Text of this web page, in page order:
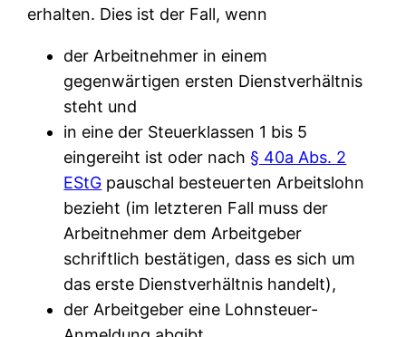
erhalten. Dies ist der Fall, wenn
der Arbeitnehmer in einem
gegenwärtigen ersten Dienstverhältnis
steht und
in eine der Steuerklassen 1 bis 5
eingereiht ist oder nach § 40a Abs. 2
EStG pauschal besteuerten Arbeitslohn
bezieht (im letzteren Fall muss der
Arbeitnehmer dem Arbeitgeber
schriftlich bestätigen, dass es sich um
das erste Dienstverhältnis handelt),
der Arbeitgeber eine Lohnsteuer-